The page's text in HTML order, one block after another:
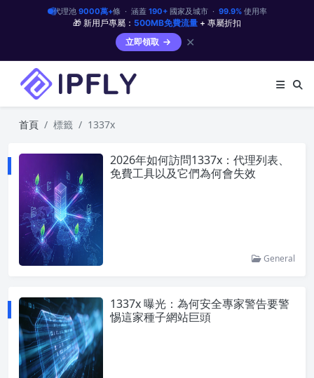
代理池 9000萬+條 · 涵蓋 190+國家及城市 · 99.9%使用率
🎁 新用戶專屬： 500MB免費流量 + 專屬折扣
立即領取
✕
首頁 標籤 1337x
2026年如何訪問1337x：代理列表、
免費工具以及它們為何會失效
General
1337x 曝光：為何安全專家警告要警
惕這家種子網站巨頭